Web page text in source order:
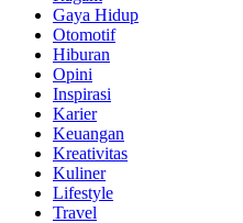
Gaya Hidup
Otomotif
Hiburan
Opini
Inspirasi
Karier
Keuangan
Kreativitas
Kuliner
Lifestyle
Travel